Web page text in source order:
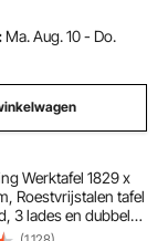
Ma. Aug. 10 - Do.
Werktafel 1829 x
Roestvrijstalen tafel
3 lades en dubbel
Commerciële